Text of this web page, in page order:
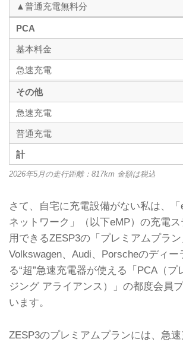
▲普通充電無料分
PCA
基本料金
急速充電
その他
急速充電
普通充電
計
2026年5月の走行距離：817km 金額は税込
さて、自宅に充電設備がない私は、
ネットワーク」（以下eMP）の充電ス
用できるZESP3の「プレミアムプラン
Volkswagen、Audi、Porscheのディー
る“超”急速充電器が使える「PCA（プ
ジング アライアンス）」の都度会員
います。
ZESP3のプレミアムプランには、急